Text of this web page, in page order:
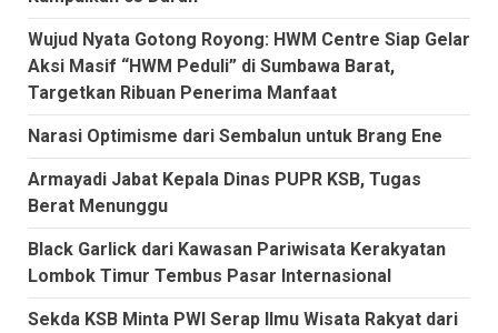
Wujud Nyata Gotong Royong: HWM Centre Siap Gelar
Aksi Masif “HWM Peduli” di Sumbawa Barat,
Targetkan Ribuan Penerima Manfaat
Narasi Optimisme dari Sembalun untuk Brang Ene
Armayadi Jabat Kepala Dinas PUPR KSB, Tugas
Berat Menunggu
Black Garlick dari Kawasan Pariwisata Kerakyatan
Lombok Timur Tembus Pasar Internasional
Sekda KSB Minta PWI Serap Ilmu Wisata Rakyat dari